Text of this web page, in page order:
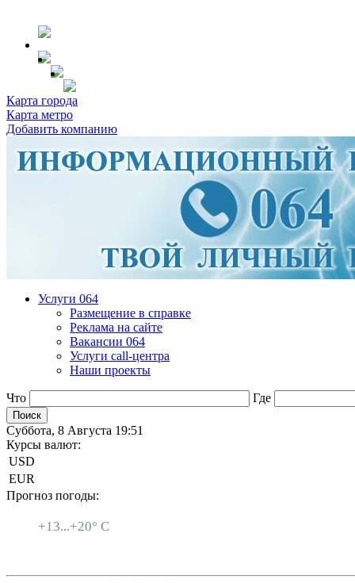
Карта города
Карта метро
Добавить компанию
Услуги 064
Размещение в справке
Реклама на сайте
Вакансии 064
Услуги call-центра
Наши проекты
Что Где
Суббота, 8 Августа 19:51
Курсы валют:
USD
EUR
Прогноз погоды:
+13...+20° C